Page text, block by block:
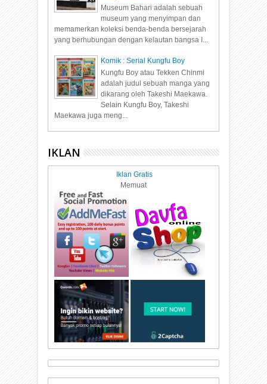
Museum Bahari adalah sebuah
museum yang menyimpan dan
memamerkan koleksi benda-benda bersejarah
yang berhubungan dengan kelautan bangsa I...
Komik : Serial Kungfu Boy
Kungfu Boy atau Tekken Chinmi
adalah judul sebuah manga yang
dikarang oleh Takeshi Maekawa.
Selain Kungfu Boy, Takeshi
Maekawa juga meng...
IKLAN
Iklan Gratis
Memuat